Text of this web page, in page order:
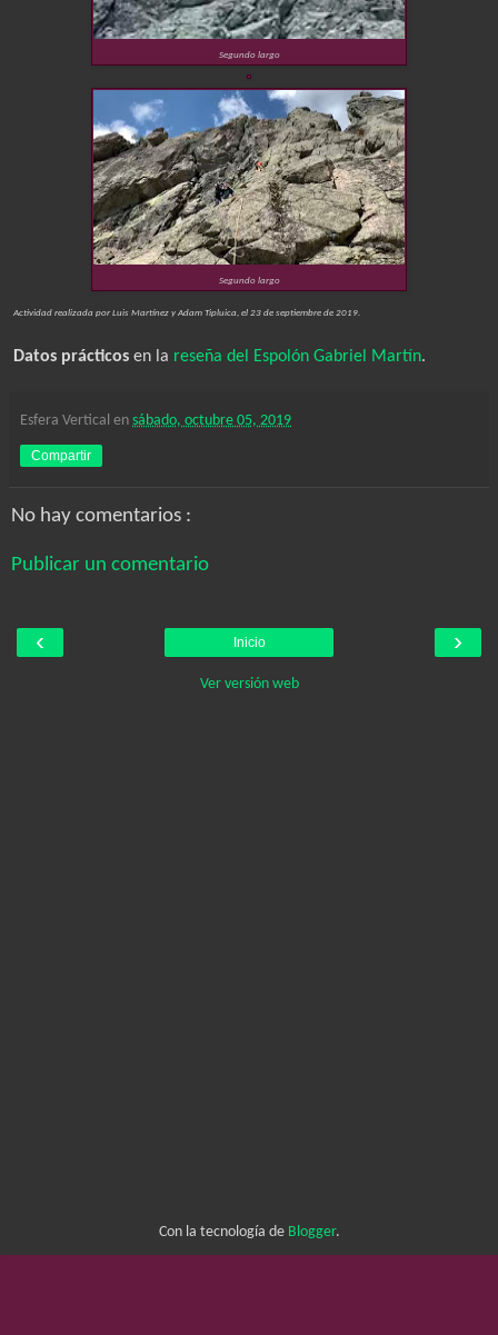
Segundo largo
Segundo largo
Actividad realizada por Luis Martínez y Adam Tipluica, el 23 de septiembre de 2019.
Datos prácticos en la reseña del Espolón Gabriel Martín.
Esfera Vertical en sábado, octubre 05, 2019
Compartir
No hay comentarios :
Publicar un comentario
‹ ›
Inicio
Ver versión web
Con la tecnología de Blogger.